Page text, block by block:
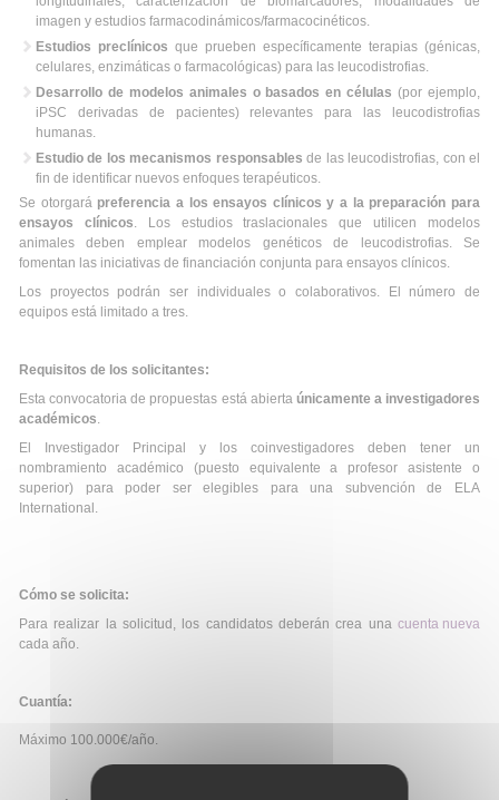
imagen y estudios farmacodinámicos/farmacocinéticos.
Estudios preclínicos que prueben específicamente terapias (génicas,
celulares, enzimáticas o farmacológicas) para las leucodistrofias.
Desarrollo de modelos animales o basados en células (por ejemplo,
iPSC derivadas de pacientes) relevantes para las leucodistrofias
humanas.
Estudio de los mecanismos responsables de las leucodistrofias, con el
fin de identificar nuevos enfoques terapéuticos.
Se otorgará preferencia a los ensayos clínicos y a la preparación para
ensayos clínicos. Los estudios traslacionales que utilicen modelos
animales deben emplear modelos genéticos de leucodistrofias. Se
fomentan las iniciativas de financiación conjunta para ensayos clínicos.
Los proyectos podrán ser individuales o colaborativos. El número de
equipos está limitado a tres.
Requisitos de los solicitantes:
Esta convocatoria de propuestas está abierta únicamente a investigadores
académicos.
El Investigador Principal y los coinvestigadores deben tener un
nombramiento académico (puesto equivalente a profesor asistente o
superior) para poder ser elegibles para una subvención de ELA
International.
Cómo se solicita:
Para realizar la solicitud, los candidatos deberán crea una cuenta nueva
cada año.
Cuantía:
Máximo 100.000€/año.